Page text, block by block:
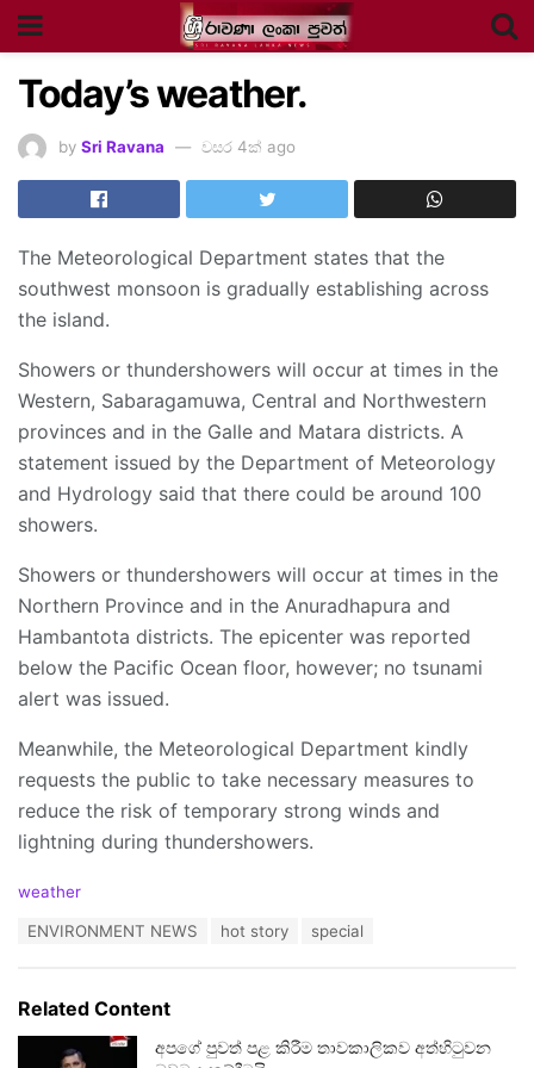
Today’s weather.
by Sri Ravana වසර 4ක් ago
The Meteorological Department states that the
southwest monsoon is gradually establishing across
the island.
Showers or thundershowers will occur at times in the
Western, Sabaragamuwa, Central and Northwestern
provinces and in the Galle and Matara districts. A
statement issued by the Department of Meteorology
and Hydrology said that there could be around 100
showers.
Showers or thundershowers will occur at times in the
Northern Province and in the Anuradhapura and
Hambantota districts. The epicenter was reported
below the Pacific Ocean floor, however; no tsunami
alert was issued.
Meanwhile, the Meteorological Department kindly
requests the public to take necessary measures to
reduce the risk of temporary strong winds and
lightning during thundershowers.
C
o
r
i
weather
:
ENVIRONMENT NEWS hot story special
Related Content
අපගේ පුවත් පළ කිරීම තාවකාලිකව අත්හිටුවන